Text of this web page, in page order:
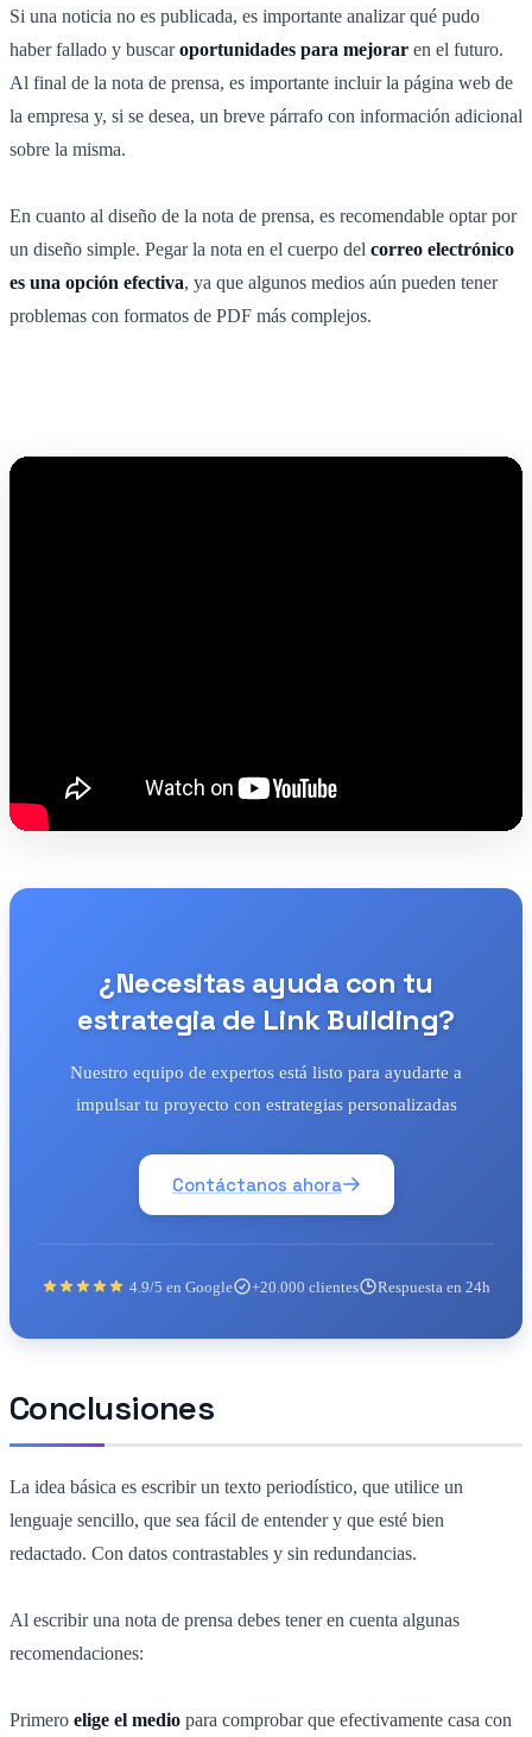
Si una noticia no es publicada, es importante analizar qué pudo
haber fallado y buscaroportunidades para mejorar en el futuro.
Al final de la nota de prensa, es importante incluir la página web de
la empresa y, si se desea, un breve párrafo con información adicional
sobre la misma.
En cuanto al diseño de la nota de prensa, es recomendable optar por
un diseño simple. Pegar la nota en el cuerpo del correo electrónico
es una opción efectiva, ya que algunos medios aún pueden tener
problemas con formatos de PDF más complejos.
¿Necesitas ayuda con tu
estrategia de Link Building?
Nuestro equipo de expertos está listo para ayudarte a
impulsar tu proyecto con estrategias personalizadas
Contáctanos ahora
4.9/5 en Google +20.000 clientes Respuesta en 24h
Conclusiones
La idea básica es escribir un texto periodístico, que utilice un
lenguaje sencillo, que sea fácil de entender y que esté bien
redactado. Con datos contrastables y sin redundancias.
Al escribir una nota de prensa debes tener en cuenta algunas
recomendaciones:
Primero elige el medio para comprobar que efectivamente casa con